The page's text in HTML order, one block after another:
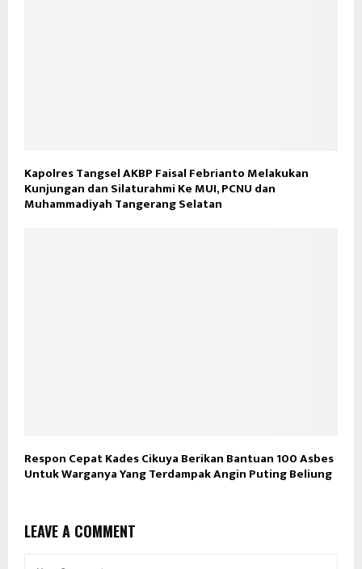
Kapolres Tangsel AKBP Faisal Febrianto Melakukan
Kunjungan dan Silaturahmi Ke MUI, PCNU dan
Muhammadiyah Tangerang Selatan
Respon Cepat Kades Cikuya Berikan Bantuan 100 Asbes
Untuk Warganya Yang Terdampak Angin Puting Beliung
LEAVE A COMMENT